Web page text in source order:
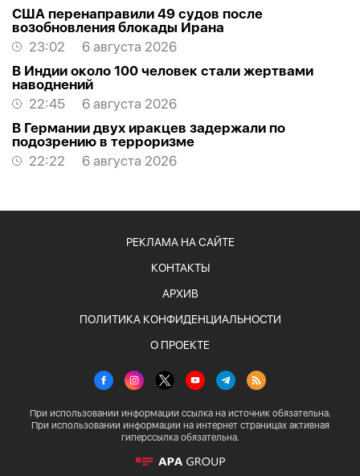
США перенаправили 49 судов после
возобновления блокады Ирана
23:02
6 августа 2026
В Индии около 100 человек стали жертвами
наводнений
22:45
6 августа 2026
В Германии двух иракцев задержали по
подозрению в терроризме
22:22
6 августа 2026
РЕКЛАМА НА САЙТЕ
КОНТАКТЫ
АРХИВ
ПОЛИТИКА КОНФИДЕНЦИАЛЬНОСТИ
О ПРОЕКТЕ
При использовании информации ссылка на источник обязательна.
При использовании информации на интернет страницах активная
гиперссылка обязательна.